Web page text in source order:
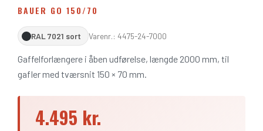
BAUER GO 150/70
RAL 7021 sort Varenr.: 4475-24-7000
Gaffelforlængere i åben udførelse, længde 2000 mm, til
gafler med tværsnit 150 × 70 mm.
4.495 kr.